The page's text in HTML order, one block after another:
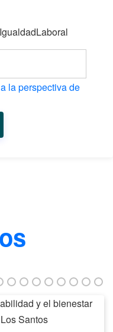
la perspectiva de